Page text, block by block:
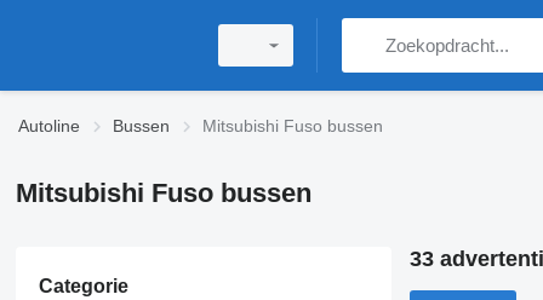
Autoline Bussen Mitsubishi Fuso bussen
Mitsubishi Fuso bussen
Categorie
33